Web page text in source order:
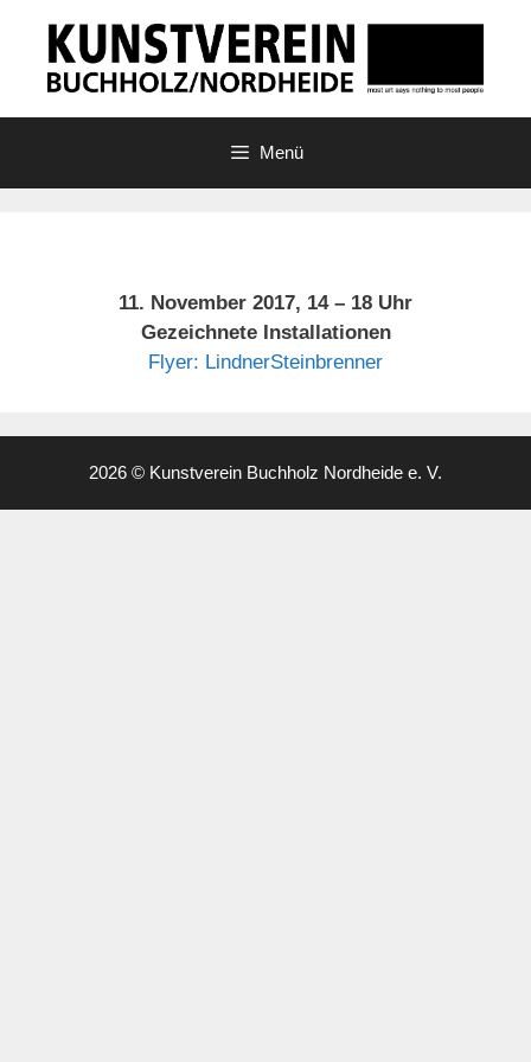
springen
Menü
11. November 2017, 14 – 18 Uhr
Gezeichnete Installationen
Flyer: LindnerSteinbrenner
2026 © Kunstverein Buchholz Nordheide e. V.